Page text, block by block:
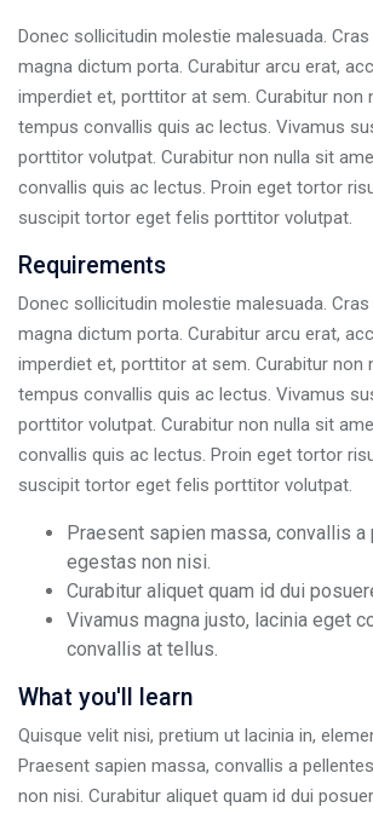
Donec sollicitudin molestie malesuada.
magna dictum porta. Curabitur arcu erat,
imperdiet et, porttitor at sem. Curabitur non
tempus convallis quis ac lectus. Vivamus
porttitor volutpat. Curabitur non nulla sit
convallis quis ac lectus. Proin eget tortor
suscipit tortor eget felis porttitor volutpat.
Requirements
Donec sollicitudin molestie malesuada.
magna dictum porta. Curabitur arcu erat,
imperdiet et, porttitor at sem. Curabitur non
tempus convallis quis ac lectus. Vivamus
porttitor volutpat. Curabitur non nulla sit
convallis quis ac lectus. Proin eget tortor
suscipit tortor eget felis porttitor volutpat.
Praesent sapien massa, convallis a
egestas non nisi.
Curabitur aliquet quam id dui
Vivamus magna justo, lacinia eget
convallis at tellus.
What you'll learn
Quisque velit nisi, pretium ut lacinia in,
Praesent sapien massa, convallis a
non nisi. Curabitur aliquet quam id dui